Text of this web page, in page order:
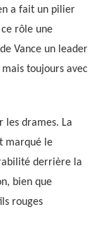
a fait un pilier
rôle une
Vance un leader
toujours avec
les drames. La
marqué le
derrière la
bien que
rouges